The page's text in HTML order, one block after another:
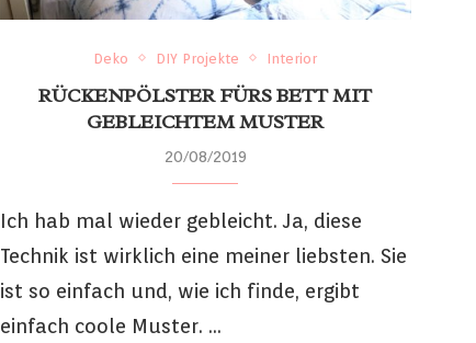
Deko DIY Projekte Interior
RÜCKENPÖLSTER FÜRS BETT MIT
GEBLEICHTEM MUSTER
20/08/2019
Ich hab mal wieder gebleicht. Ja, diese
Technik ist wirklich eine meiner liebsten. Sie
ist so einfach und, wie ich finde, ergibt
einfach coole Muster. …